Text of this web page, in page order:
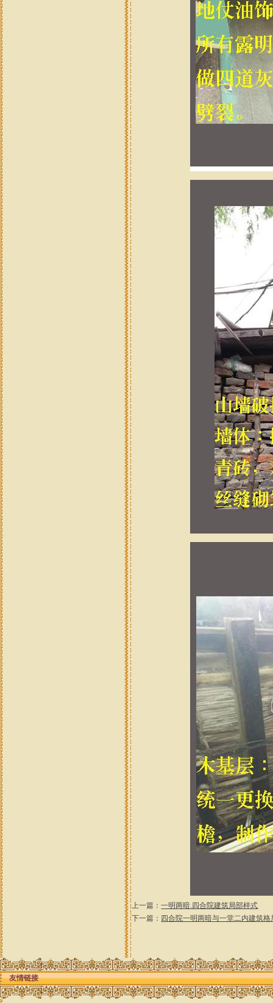
上一篇：一明两暗.四合院建筑局部样式
下一篇： 四合院一明两暗与一堂二内建筑格
友情链接